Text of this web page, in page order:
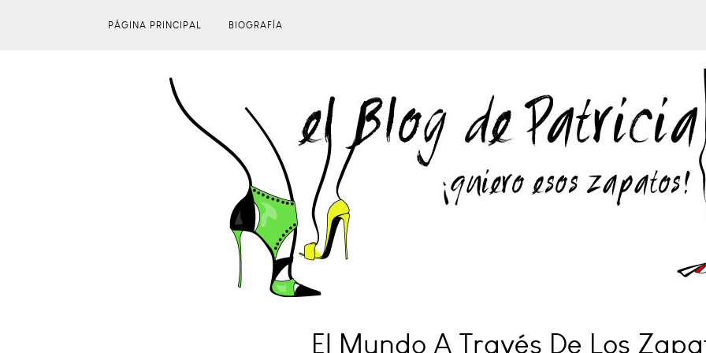
PÁGINA PRINCIPAL BIOGRAFÍA
El Mundo A Través De Los